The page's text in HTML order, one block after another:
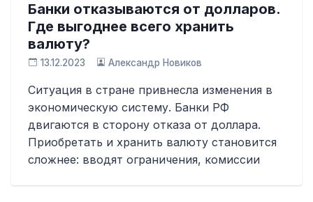
Банки отказываются от долларов.
Где выгоднее всего хранить
валюту?
13.12.2023 Александр Новиков
Ситуация в стране привнесла изменения в
экономическую систему. Банки РФ
двигаются в сторону отказа от доллара.
Приобретать и хранить валюту становится
сложнее: вводят ограничения, комиссии